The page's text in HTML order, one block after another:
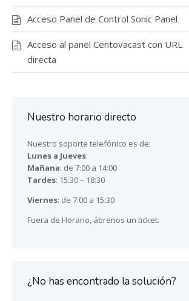
Acceso Panel de Control Sonic Panel
Acceso al panel Centovacast con URL
directa
Nuestro horario directo
Nuestro soporte telefónico es de:
Lunes a Jueves:
Mañana: de 7:00 a 14:00
Tardes: 15:30 – 18:30
Viernes: de 7:00 a 15:30
Fuera de Horario, ábrenos un ticket.
¿No has encontrado la solución?